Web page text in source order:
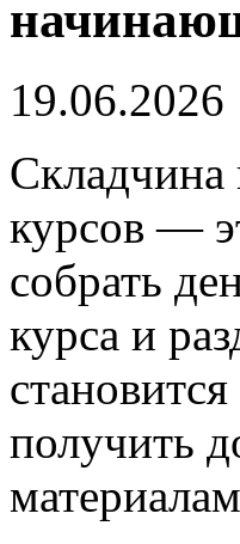
19.06.2026
курсов —
собрать
курса и
получить